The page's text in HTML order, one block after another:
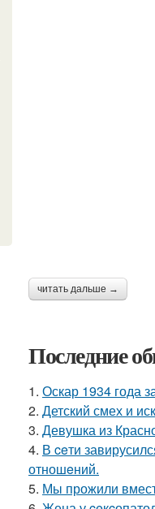
читать дальше →
Последние
1. Оскар 1934 года
2. Детский смех и
3. Девушка из
4. В ceти
отношeний.
5. Мы прожили